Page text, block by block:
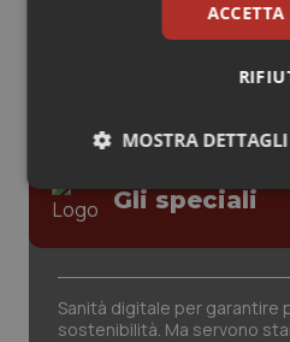
Umbria
Malattie rare
Oftalmologia
Gli speciali
Sanità digitale per garantire
sostenibilità. Ma servono
MOSTRA DETTAGLI
Necessari